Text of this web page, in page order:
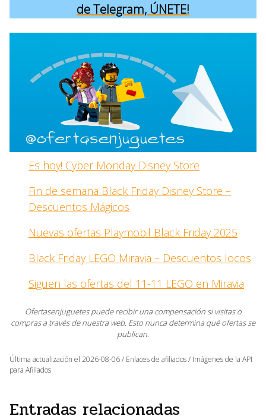
de Telegram, ÚNETE!
Es hoy! Cyber Monday Disney Store
Fin de semana Black Friday Disney Store –
Descuentos Mágicos
Nuevas ofertas Playmobil Black Friday 2025
Black Friday LEGO Miravia – Descuentos locos
Siguen las ofertas del 11-11 LEGO en Miravia
Ofertasenjuguetes puede recibir una compensación si visitas o
compras a través de nuestra web. Esto nunca determina qué ofertas se
publican.
Última actualización el 2026-08-06 / Enlaces de afiliados / Imágenes de la API
para Afiliados
Entradas relacionadas